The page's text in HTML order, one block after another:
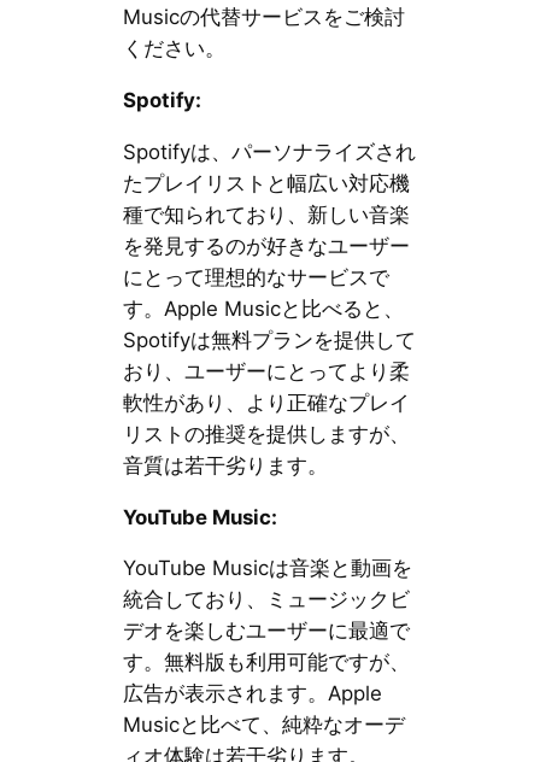
Musicの代替サービスをご検討
ください。
Spotify:
Spotifyは、パーソナライズされ
たプレイリストと幅広い対応機
種で知られており、新しい音楽
を発見するのが好きなユーザー
にとって理想的なサービスで
す。Apple Musicと比べると、
Spotifyは無料プランを提供して
おり、ユーザーにとってより柔
軟性があり、より正確なプレイ
リストの推奨を提供しますが、
音質は若干劣ります。
YouTube Music:
YouTube Musicは音楽と動画を
統合しており、ミュージックビ
デオを楽しむユーザーに最適で
す。無料版も利用可能ですが、
広告が表示されます。Apple
Musicと比べて、純粋なオーデ
ィオ体験は若干劣ります。